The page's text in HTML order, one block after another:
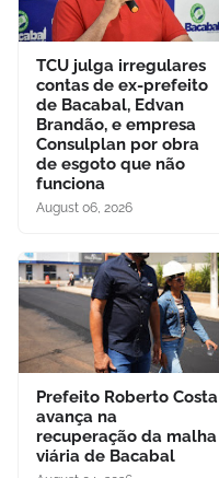
TCU julga irregulares
contas de ex-prefeito
de Bacabal, Edvan
Brandão, e empresa
Consulplan por obra
de esgoto que não
funciona
August 06, 2026
Prefeito Roberto Costa
avança na
recuperação da malha
viária de Bacabal